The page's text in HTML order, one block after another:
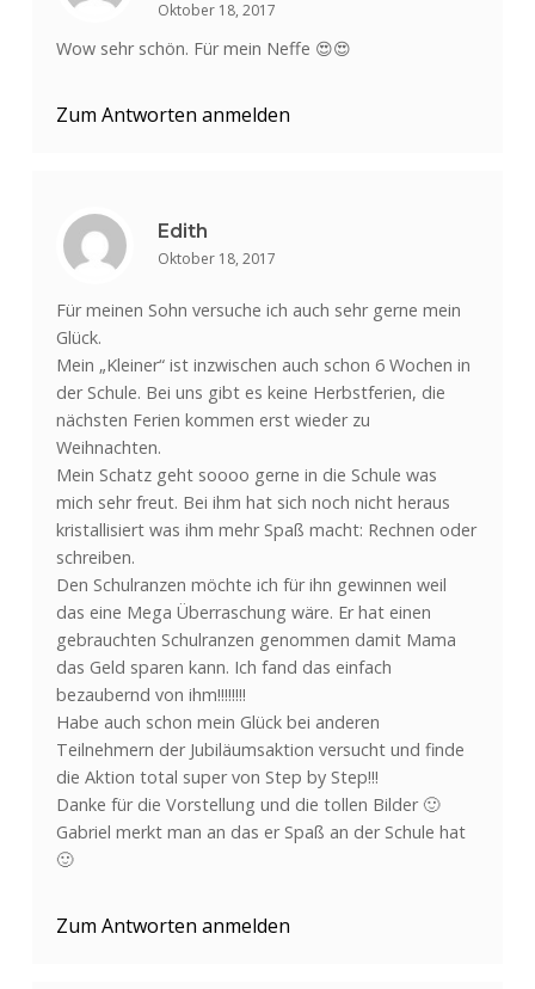
Oktober 18, 2017
Wow sehr schön. Für mein Neffe 😍😍
Zum Antworten anmelden
Edith
Oktober 18, 2017
Für meinen Sohn versuche ich auch sehr gerne mein
Glück.
Mein „Kleiner“ ist inzwischen auch schon 6 Wochen in
der Schule. Bei uns gibt es keine Herbstferien, die
nächsten Ferien kommen erst wieder zu
Weihnachten.
Mein Schatz geht soooo gerne in die Schule was
mich sehr freut. Bei ihm hat sich noch nicht heraus
kristallisiert was ihm mehr Spaß macht: Rechnen oder
schreiben.
Den Schulranzen möchte ich für ihn gewinnen weil
das eine Mega Überraschung wäre. Er hat einen
gebrauchten Schulranzen genommen damit Mama
das Geld sparen kann. Ich fand das einfach
bezaubernd von ihm!!!!!!!!
Habe auch schon mein Glück bei anderen
Teilnehmern der Jubiläumsaktion versucht und finde
die Aktion total super von Step by Step!!!
Danke für die Vorstellung und die tollen Bilder 🙂
Gabriel merkt man an das er Spaß an der Schule hat
🙂
Zum Antworten anmelden